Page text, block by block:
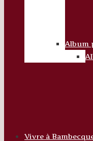
Album
Vivre à